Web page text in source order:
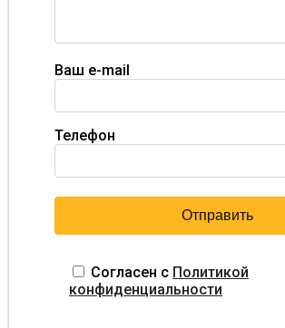
Ваш e-mail
Телефон
Согласен с Политикой
конфиденциальности